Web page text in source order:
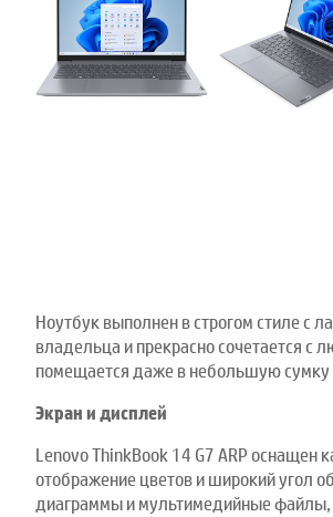
Ноутбук выполнен в строгом стиле с
владельца и прекрасно сочетается с
помещается даже в небольшую сумку
Экран и дисплей
Lenovo ThinkBook 14 G7 ARP оснащен
отображение цветов и широкий угол
диаграммы и мультимедийные файлы,